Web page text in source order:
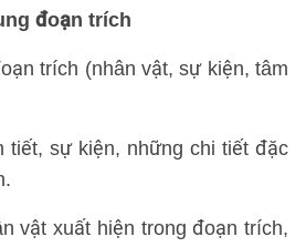
đoạn trích
trích (nhân vật, sự kiện, tâm
tiết, sự kiện, những chi tiết đặc
vật xuất hiện trong đoạn trích,